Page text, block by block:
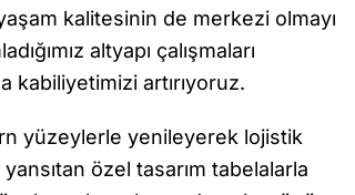
kalitesinin de merkezi olmayı
altyapı çalışmaları
kabiliyetimizi artırıyoruz.
yüzeylerle yenileyerek lojistik
özel tasarım tabelalarla